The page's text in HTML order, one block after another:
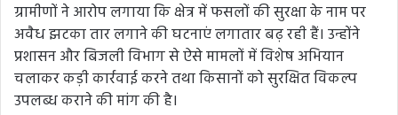
ग्रामीणों ने आरोप लगाया कि क्षेत्र में फसलों की सुरक्षा के नाम पर
अवैध झटका तार लगाने की घटनाएं लगातार बढ़ रही हैं। उन्होंने
प्रशासन और बिजली विभाग से ऐसे मामलों में विशेष अभियान
चलाकर कड़ी कार्रवाई करने तथा किसानों को सुरक्षित विकल्प
उपलब्ध कराने की मांग की है।